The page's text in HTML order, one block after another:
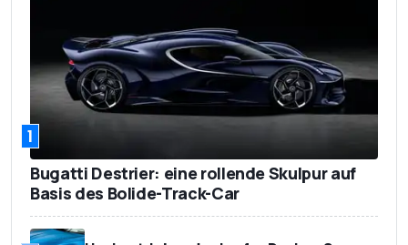
1
Bugatti Destrier: eine rollende Skulpur auf
Basis des Bolide-Track-Car